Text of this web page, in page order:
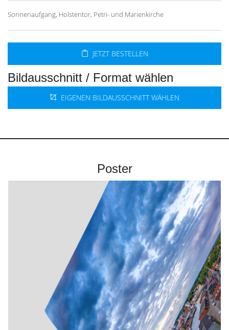
Sonnenaufgang, Holstentor, Petri- und Marienkirche
JETZT BESTELLEN
Bildausschnitt / Format wählen
EIGENEN BILDAUSSCHNITT WÄHLEN
Poster